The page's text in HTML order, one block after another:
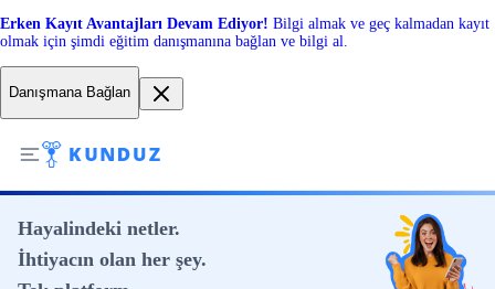
Erken Kayıt Avantajları Devam Ediyor! Bilgi almak ve geç kalmadan kayıt
olmak için şimdi eğitim danışmanına bağlan ve bilgi al.
Danışmana Bağlan
Hayalindeki netler.
İhtiyacın olan her şey.